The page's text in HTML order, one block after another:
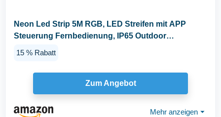
Neon Led Strip 5M RGB, LED Streifen mit APP
Steuerung Fernbedienung, IP65 Outdoor
15 % Rabatt
Zum Angebot
Mehr anzeigen ⏷